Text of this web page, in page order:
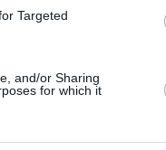
Targeted
and/or Sharing
for which it
που
λεφτά.
κάποια ελάχιστα
και
δεν είχαν